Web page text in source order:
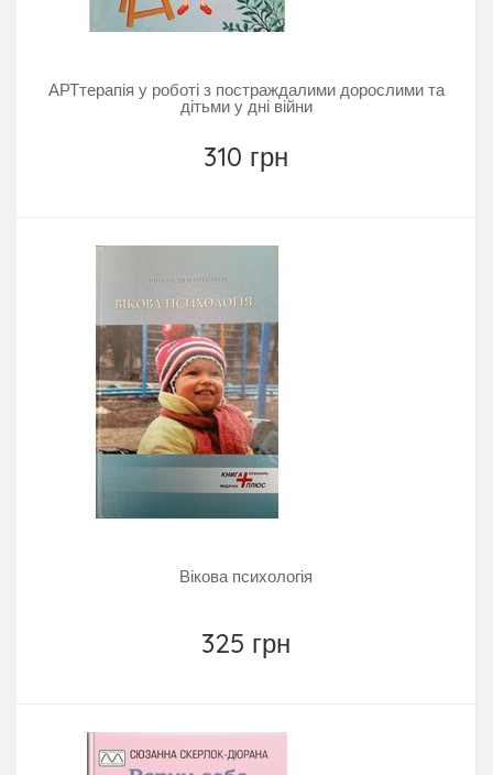
АРТтерапія у роботі з постраждалими дорослими та
дітьми у дні війни
310 грн
Вікова психологія
325 грн